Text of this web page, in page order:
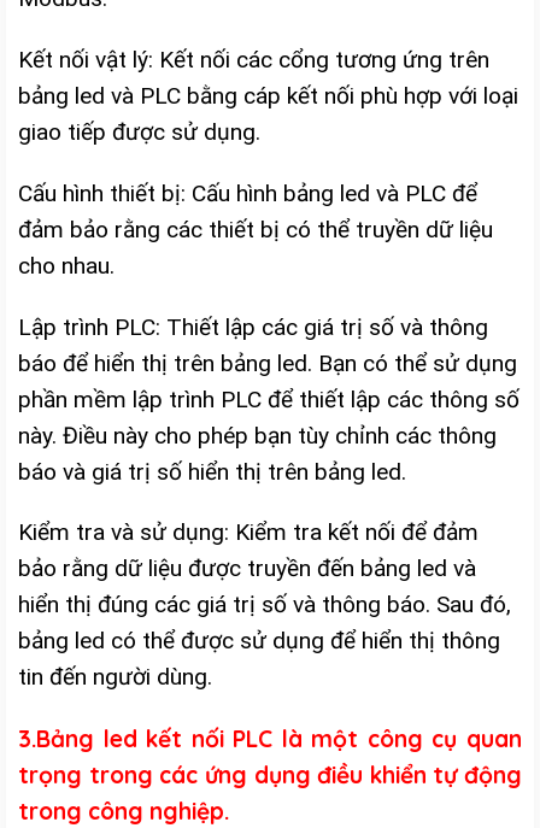
Kết nối vật lý: Kết nối các cổng tương ứng trên
bảng led và PLC bằng cáp kết nối phù hợp với loại
giao tiếp được sử dụng.
Cấu hình thiết bị: Cấu hình bảng led và PLC để
đảm bảo rằng các thiết bị có thể truyền dữ liệu
cho nhau.
Lập trình PLC: Thiết lập các giá trị số và thông
báo để hiển thị trên bảng led. Bạn có thể sử dụng
phần mềm lập trình PLC để thiết lập các thông số
này. Điều này cho phép bạn tùy chỉnh các thông
báo và giá trị số hiển thị trên bảng led.
Kiểm tra và sử dụng: Kiểm tra kết nối để đảm
bảo rằng dữ liệu được truyền đến bảng led và
hiển thị đúng các giá trị số và thông báo. Sau đó,
bảng led có thể được sử dụng để hiển thị thông
tin đến người dùng.
3.Bảng led kết nối PLC là một công cụ quan
trọng trong các ứng dụng điều khiển tự động
trong công nghiệp.